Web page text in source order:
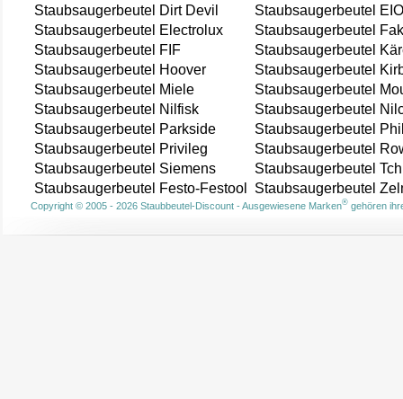
Staubsaugerbeutel Dirt Devil
Staubsaugerbeutel
Staubsaugerbeutel Electrolux
Staubsaugerbeutel
Staubsaugerbeutel FIF
Staubsaugerbeutel
Staubsaugerbeutel Hoover
Staubsaugerbeutel
Staubsaugerbeutel Miele
Staubsaugerbeutel
Staubsaugerbeutel Nilfisk
Staubsaugerbeutel
Staubsaugerbeutel Parkside
Staubsaugerbeutel
Staubsaugerbeutel Privileg
Staubsaugerbeutel
Staubsaugerbeutel Siemens
Staubsaugerbeutel
Staubsaugerbeutel Festo-Festool
Staubsaugerbeutel
Copyright © 2005 - 2026 Staubbeutel-Discount - Ausgewiesene Marken®gehören